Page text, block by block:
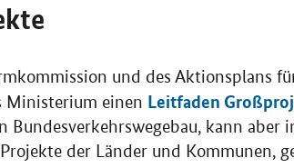
und des Aktionsplans
Ministerium einen Leitfaden
kann aber
der Länder und Kommunen,